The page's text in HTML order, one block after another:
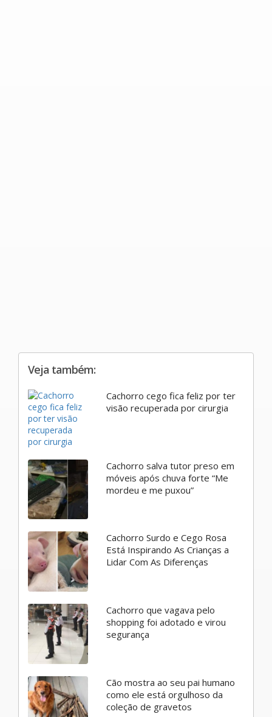
Veja também:
Cachorro cego fica feliz por ter
visão recuperada por cirurgia
Cachorro salva tutor preso em
móveis após chuva forte “Me
mordeu e me puxou”
Cachorro Surdo e Cego Rosa
Está Inspirando As Crianças a
Lidar Com As Diferenças
Cachorro que vagava pelo
shopping foi adotado e virou
segurança
Cão mostra ao seu pai humano
como ele está orgulhoso da
coleção de gravetos